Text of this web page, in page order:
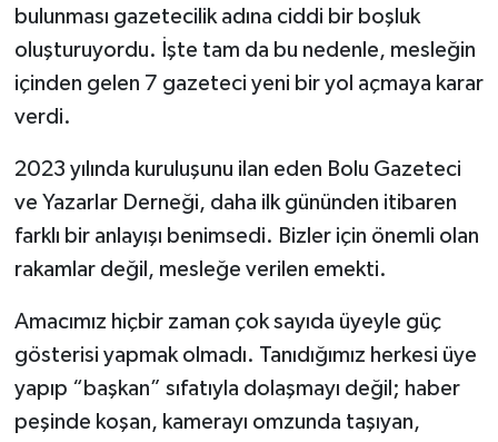
bulunması gazetecilik adına ciddi bir boşluk
oluşturuyordu. İşte tam da bu nedenle, mesleğin
içinden gelen 7 gazeteci yeni bir yol açmaya karar
verdi.
2023 yılında kuruluşunu ilan eden Bolu Gazeteci
ve Yazarlar Derneği, daha ilk gününden itibaren
farklı bir anlayışı benimsedi. Bizler için önemli olan
rakamlar değil, mesleğe verilen emekti.
Amacımız hiçbir zaman çok sayıda üyeyle güç
gösterisi yapmak olmadı. Tanıdığımız herkesi üye
yapıp “başkan” sıfatıyla dolaşmayı değil; haber
peşinde koşan, kamerayı omzunda taşıyan,